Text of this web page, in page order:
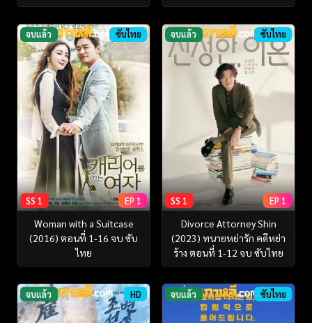
จบแล้ว ซับไทย
SS 1 EP 1
Woman with a Suitcase
(2016) ตอนที่ 1-16 จบ ซับ
ไทย
จบแล้ว ซับไทย
SS 1 EP 1
Divorce Attorney Shin
(2023) ทนายหย่ารัก คดีหย่า
ร้าง ตอนที่ 1-12 จบ ซับไทย
จบแล้ว HD จบแล้ว ซับไทย